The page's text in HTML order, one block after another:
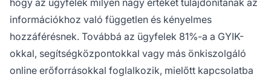
hogy az ügyfelek milyen nagy értéket tulajdonítanak az
információkhoz való független és kényelmes
hozzáférésnek. Továbbá az ügyfelek 81%-a a GYIK-
okkal, segítségközpontokkal vagy más önkiszolgáló
online erőforrásokkal foglalkozik, mielőtt kapcsolatba